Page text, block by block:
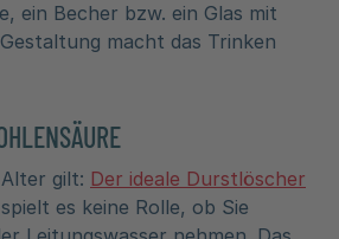
ein Becher bzw. ein Glas mit
macht das Trinken
gilt: Der ideale Durstlöscher
es keine Rolle, ob Sie